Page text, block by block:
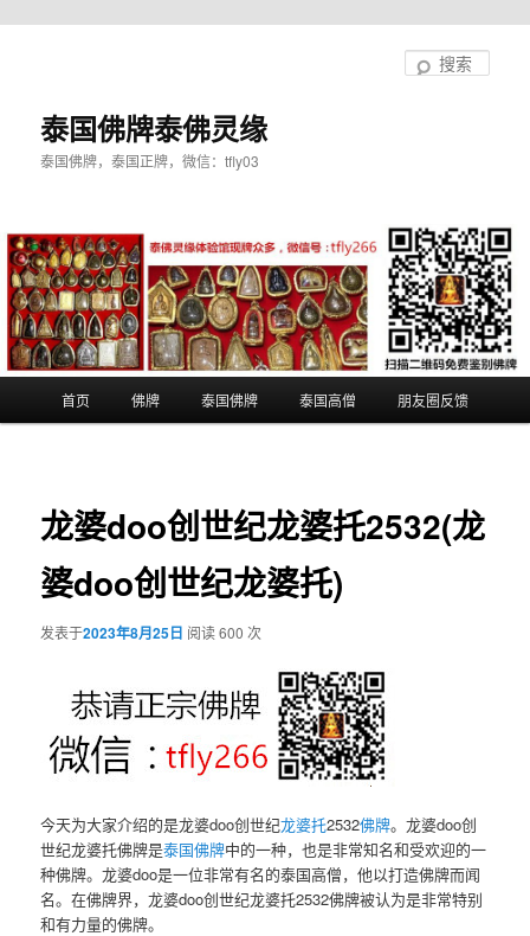
泰国佛牌泰佛灵缘
泰国佛牌，泰国正牌，微信：tfly03
首页 佛牌 泰国佛牌 泰国高僧 朋友圈反馈
龙婆doo创世纪龙婆托2532(龙
婆doo创世纪龙婆托)
发表于2023年8月25日 阅读 600 次
今天为大家介绍的是龙婆doo创世纪龙婆托2532佛牌。龙婆doo创
世纪龙婆托佛牌是泰国佛牌中的一种，也是非常知名和受欢迎的一
种佛牌。龙婆doo是一位非常有名的泰国高僧，他以打造佛牌而闻
名。在佛牌界，龙婆doo创世纪龙婆托2532佛牌被认为是非常特别
和有力量的佛牌。